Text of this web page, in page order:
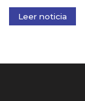
Leer noticia